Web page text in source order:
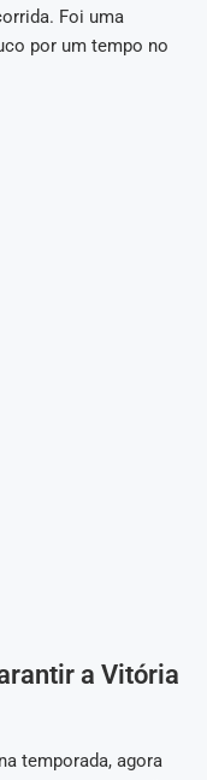
Foi uma
por um tempo no
a Vitória
temporada, agora